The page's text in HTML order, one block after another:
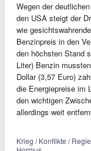
Wegen der
den USA steigt der
wie
Benzinpreis in den
den höchsten Stand
Liter) Benzin
Dollar (3,57 Euro)
die Energiepreise im
den wichtigen
allerdings weit
Krieg / Konflikte /